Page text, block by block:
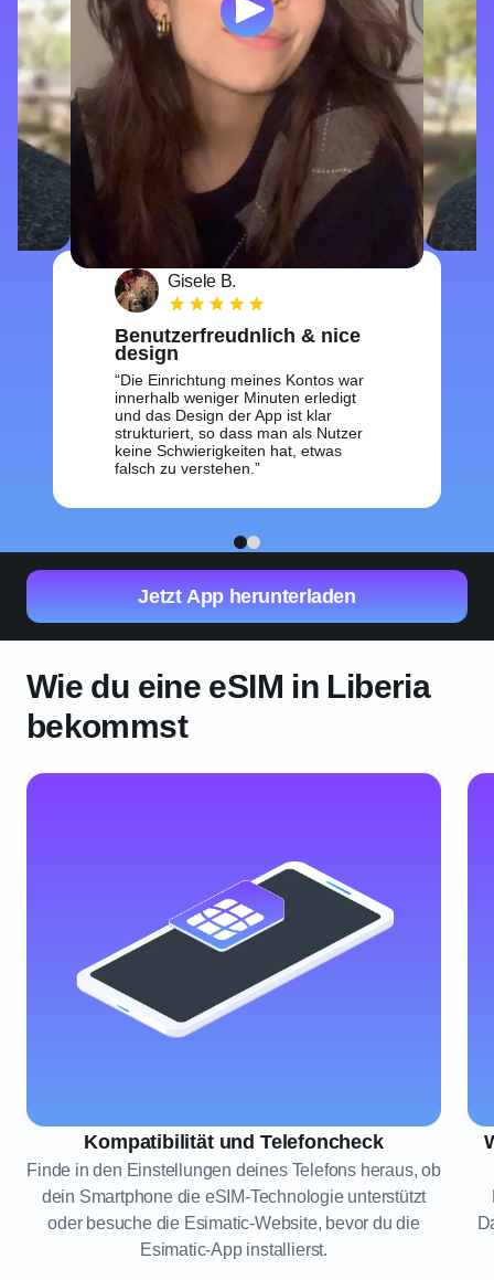
Gisele B.
Benutzerfreudnlich & nice
design
Die Einrichtung meines Kontos war
innerhalb weniger Minuten erledigt
und das Design der App ist klar
strukturiert, so dass man als Nutzer
keine Schwierigkeiten hat, etwas
falsch zu verstehen.
1 2
Jetzt App herunterladen
Wie du eine eSIM in Liberia
bekommst
Kompatibilität und Telefoncheck
Finde in den Einstellungen deines Telefons heraus, ob
dein Smartphone die eSIM-Technologie unterstützt
oder besuche die Esimatic-Website, bevor du die
Esimatic-App installierst.